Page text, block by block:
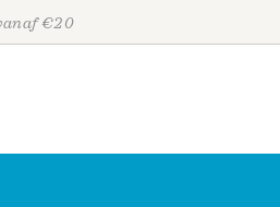
€20